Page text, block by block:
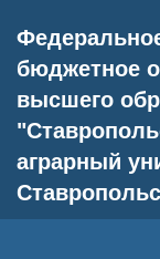
бюджетное
высшего
аграрный